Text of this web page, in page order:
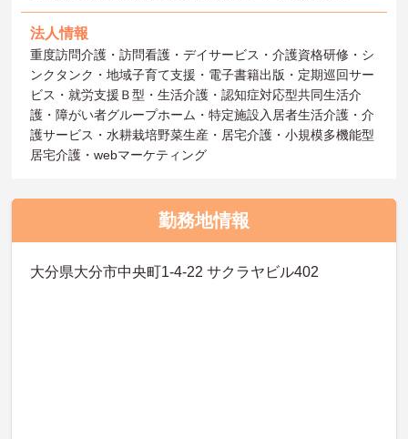
法人情報
重度訪問介護・訪問看護・デイサービス・介護資格研修・シ
ンクタンク・地域子育て支援・電子書籍出版・定期巡回サー
ビス・就労支援Ｂ型・生活介護・認知症対応型共同生活介
護・障がい者グループホーム・特定施設入居者生活介護・介
護サービス・水耕栽培野菜生産・居宅介護・小規模多機能型
居宅介護・webマーケティング
勤務地情報
大分県大分市中央町1‐4-22 サクラヤビル402